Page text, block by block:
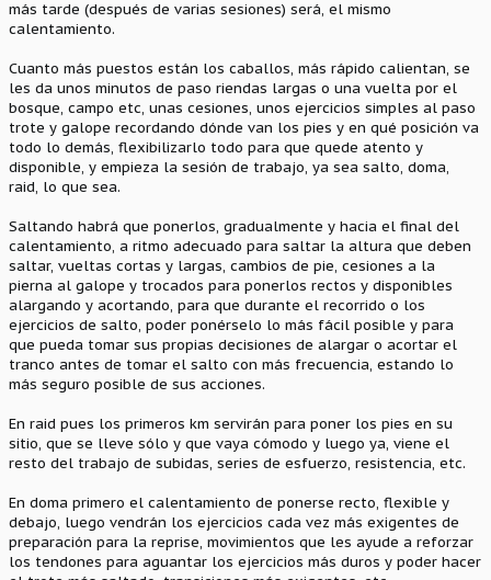
más tarde (después de varias sesiones) será, el mismo
calentamiento.
Cuanto más puestos están los caballos, más rápido calientan, se
les da unos minutos de paso riendas largas o una vuelta por el
bosque, campo etc, unas cesiones, unos ejercicios simples al paso
trote y galope recordando dónde van los pies y en qué posición va
todo lo demás, flexibilizarlo todo para que quede atento y
disponible, y empieza la sesión de trabajo, ya sea salto, doma,
raid, lo que sea.
Saltando habrá que ponerlos, gradualmente y hacia el final del
calentamiento, a ritmo adecuado para saltar la altura que deben
saltar, vueltas cortas y largas, cambios de pie, cesiones a la
pierna al galope y trocados para ponerlos rectos y disponibles
alargando y acortando, para que durante el recorrido o los
ejercicios de salto, poder ponérselo lo más fácil posible y para
que pueda tomar sus propias decisiones de alargar o acortar el
tranco antes de tomar el salto con más frecuencia, estando lo
más seguro posible de sus acciones.
En raid pues los primeros km servirán para poner los pies en su
sitio, que se lleve sólo y que vaya cómodo y luego ya, viene el
resto del trabajo de subidas, series de esfuerzo, resistencia, etc.
En doma primero el calentamiento de ponerse recto, flexible y
debajo, luego vendrán los ejercicios cada vez más exigentes de
preparación para la reprise, movimientos que les ayude a reforzar
los tendones para aguantar los ejercicios más duros y poder hacer